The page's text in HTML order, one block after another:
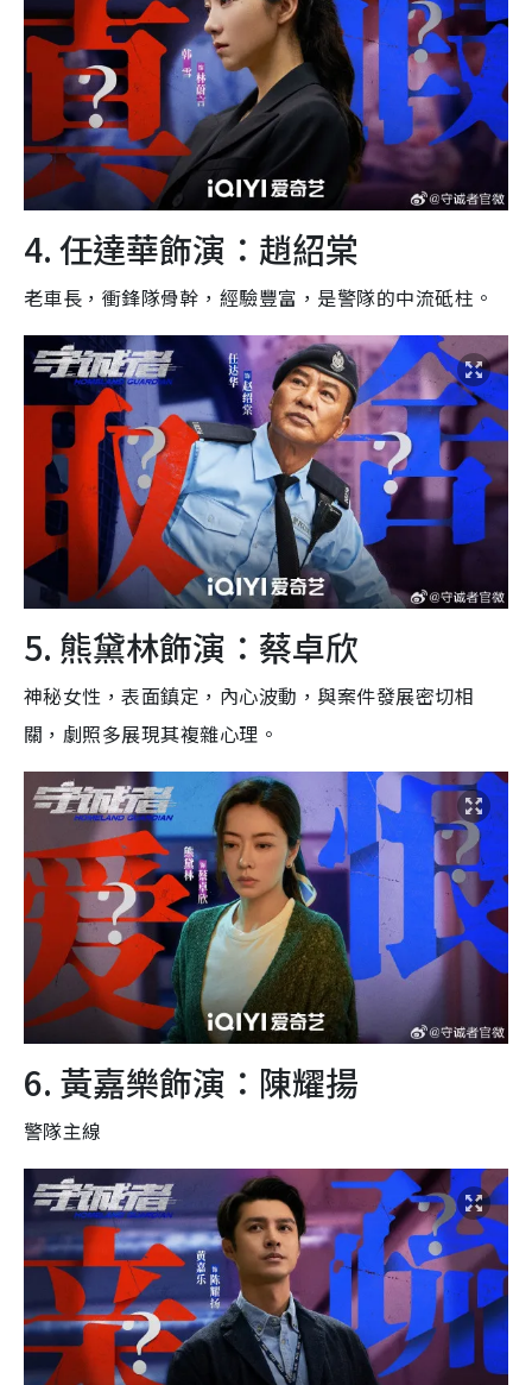
4. 任達華飾演：趙紹棠
老車長，衝鋒隊骨幹，經驗豐富，是警隊的中流砥柱。
5. 熊黛林飾演：蔡卓欣
神秘女性，表面鎮定，內心波動，與案件發展密切相
關，劇照多展現其複雜心理。
6. 黃嘉樂飾演：陳耀揚
警隊主線